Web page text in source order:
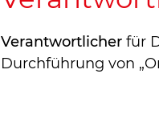
Verantwortlicherfür
Durchführung von